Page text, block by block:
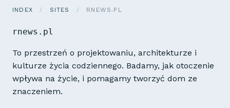
INDEX / SITES / RNEWS.PL
rnews.pl
To przestrzeń o projektowaniu, architekturze i
kulturze życia codziennego. Badamy, jak otoczenie
wpływa na życie, i pomagamy tworzyć dom ze
znaczeniem.